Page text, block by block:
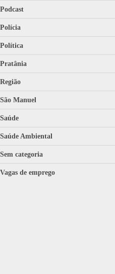
Podcast
Polícia
Política
Pratânia
Região
São Manuel
Saúde
Saúde Ambiental
Sem categoria
Vagas de emprego